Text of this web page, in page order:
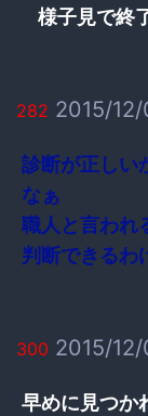
様子見で終
282 2015/
診断が正しい
なぁ
職人と言われ
判断できるわ
300 2015/
早めに見つか